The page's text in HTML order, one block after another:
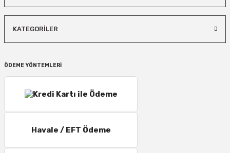
KATEGORİLER
ÖDEME YÖNTEMLERİ
Havale / EFT Ödeme